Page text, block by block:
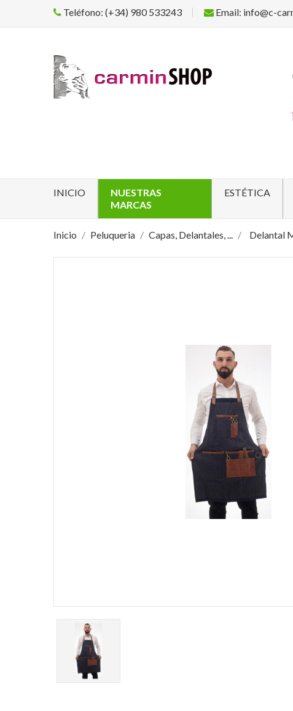
Teléfono: (+34) 980 533243 Email: info@c-
INICIO
NUESTRAS
MARCAS
ESTÉTICA
Inicio Peluqueria Capas, Delantales, ... Delantal